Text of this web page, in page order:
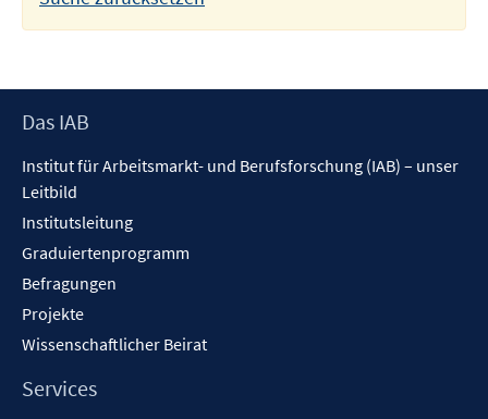
Footer
Das IAB
Institut für Arbeitsmarkt- und Berufsforschung (IAB) – unser
Leitbild
Institutsleitung
Graduiertenprogramm
Befragungen
Projekte
Wissenschaftlicher Beirat
Services